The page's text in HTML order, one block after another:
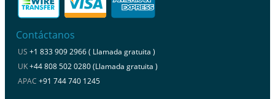
Contáctanos
US +1 833 909 2966 ( Llamada gratuita )
UK+44 808 502 0280 (Llamada gratuita )
APAC +91 744 740 1245